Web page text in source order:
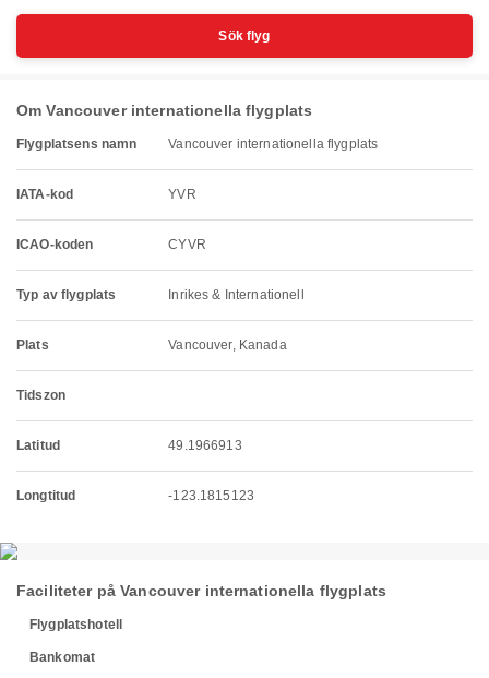
Sök flyg
Om Vancouver internationella flygplats
Flygplatsens namn Vancouver internationella flygplats
IATA-kod YVR
ICAO-koden CYVR
Typ av flygplats Inrikes & Internationell
Plats Vancouver, Kanada
Tidszon
Latitud 49.1966913
Longtitud -123.1815123
Faciliteter på Vancouver internationella flygplats
Flygplatshotell
Bankomat